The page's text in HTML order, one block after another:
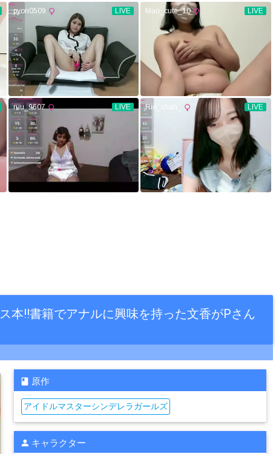
本!!書籍でアナルに興味を持った文香がPさん
原作
アイドルマスターシンデレラガールズ
キャラクター